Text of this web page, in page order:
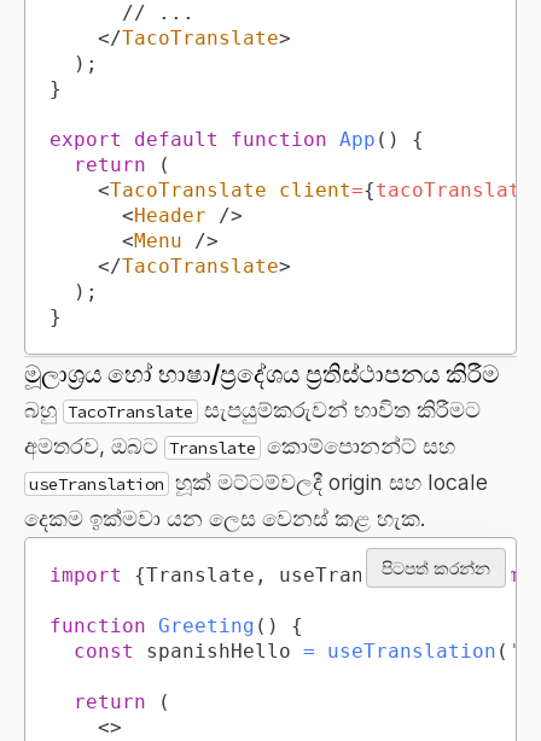
</TacoTranslate>
) ;
}
export default function App ( )
{
return
(
<TacoTranslate client={
<Header
/>
<Menu
/>
</TacoTranslate>
) ;
}
මූලාශ්‍රය හෝ භාෂා/ප්‍රදේශය ප්‍රතිස්ථාපනය කිරීම
බහු TacoTranslate සැපයුම්කරුවන් භාවිත කිරීමට
අමතරව, ඔබට Translate කොම්පොනන්ට් සහ
useTranslation හූක් මට්ටම්වලදී origin සහ locale
දෙකම ඉක්මවා යන ලෙස වෙනස් කළ හැක.
පිටපත් කරන්න
import {Translate , useTranslation} from
function Greeting ( )
{
const
spanishHello = useTranslation (
return
(
<>